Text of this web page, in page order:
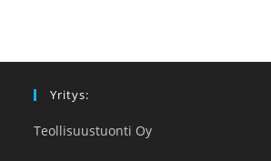
Yritys:
Teollisuustuonti Oy